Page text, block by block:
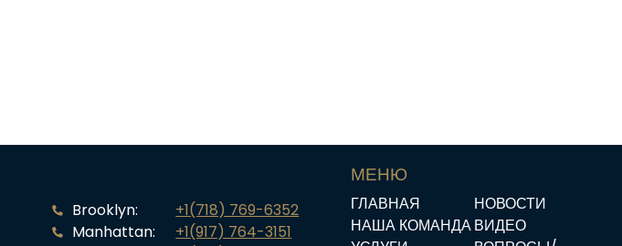
Brooklyn:
Manhattan:
+1(718) 769-6352
+1(917) 764-3151
МЕНЮ
ГЛАВНАЯ
НОВОСТИ
НАША КОМАНДАВИДЕО